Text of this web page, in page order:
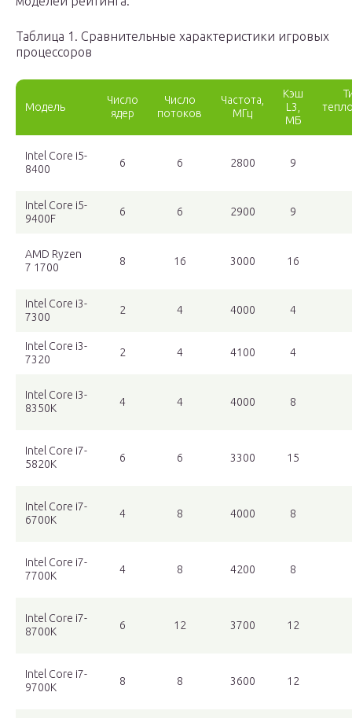
Таблица 1. Сравнительные характеристики игровых
процессоров
Модель
Число
ядер
Число
потоков
Частота,
МГц
Кэш
L3,
МБ
Intel Core i5-
8400
6 6 2800 9
Intel Core i5-
9400F
6 6 2900 9
AMD Ryzen
7 1700
8 16 3000 16
Intel Core i3-
7300
2 4 4000 4
Intel Core i3-
7320
2 4 4100 4
Intel Core i3-
8350K
4 4 4000 8
Intel Core i7-
5820K
6 6 3300 15
Intel Core i7-
6700K
4 8 4000 8
Intel Core i7-
7700K
4 8 4200 8
Intel Core i7-
8700K
6 12 3700 12
Intel Core i7-
9700K
8 8 3600 12